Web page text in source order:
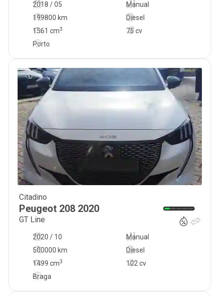
2018 / 05
Manual
199800 km
75 cv
Diesel
1561 cm3
Porto
Citadino
Peugeot 208 2020
GT Line
2020 / 10
Manual
500000 km
102 cv
Diesel
1499 cm3
Braga